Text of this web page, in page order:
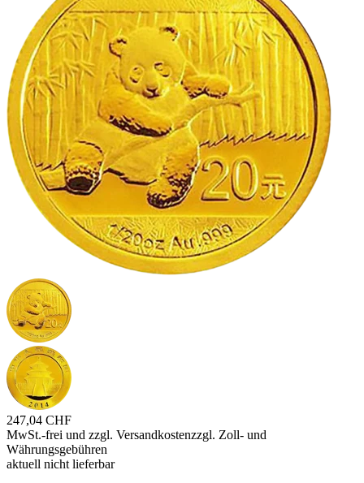
247,04 CHF
MwSt.-frei und zzgl. Versandkostenzzgl. Zoll- und
Währungsgebühren
aktuell nicht lieferbar